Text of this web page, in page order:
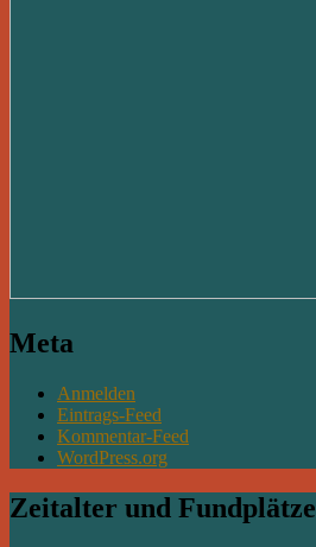
Meta
Anmelden
Eintrags-Feed
Kommentar-Feed
WordPress.org
Zeitalter und Fundplätze